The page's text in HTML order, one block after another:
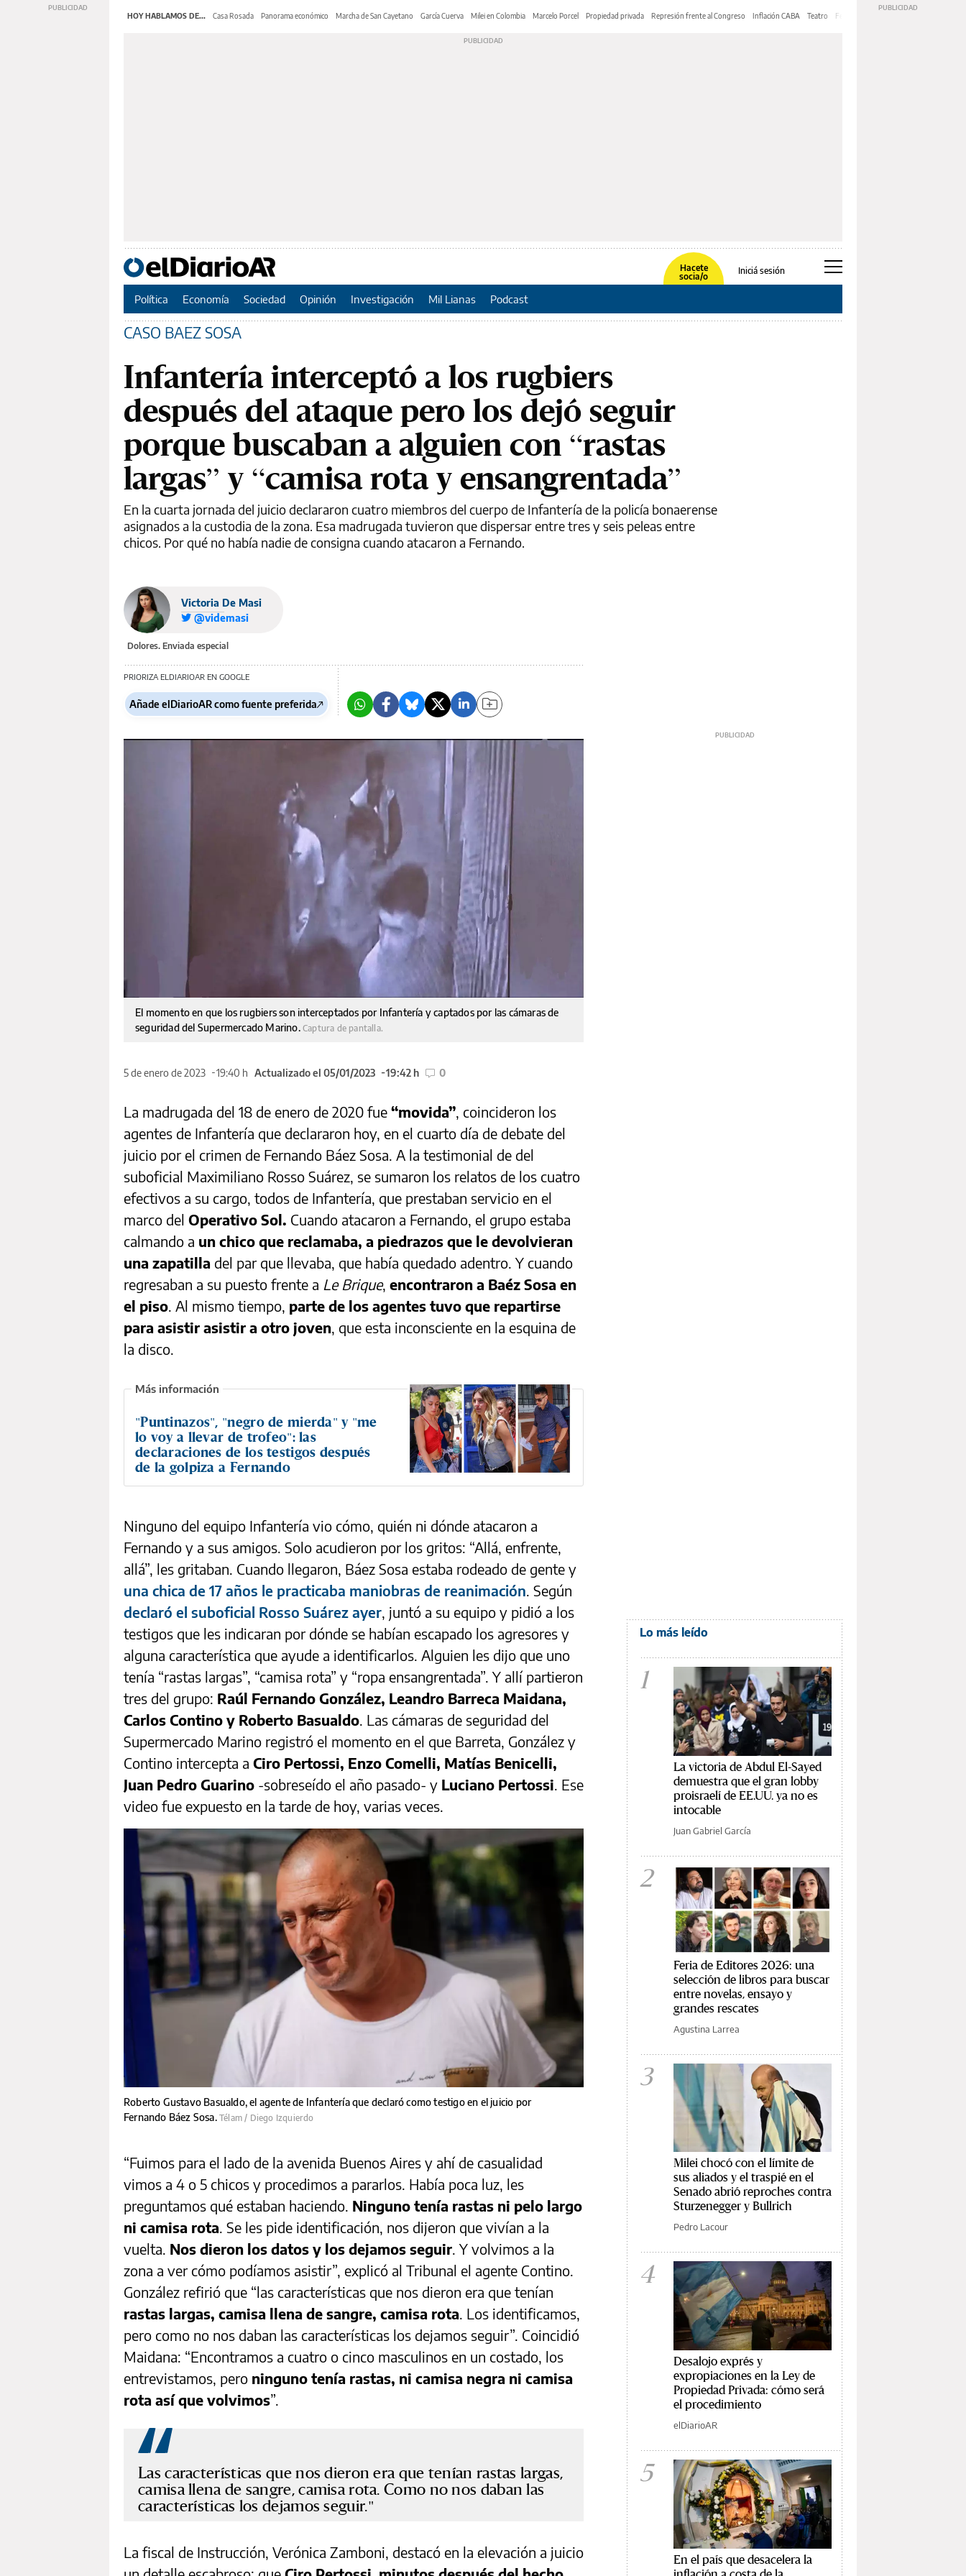
HOY HABLAMOS DE... Casa Rosada Panorama económico Marcha de San Cayetano García Cuerva Milei en Colombia Marcelo Porcel Propiedad privada Represión frente al Congreso Inflación CABA Teatro Feria de Editores
Hacete
socia/o
Iniciá sesión
Política Economía Sociedad Opinión Investigación Mil Lianas Podcast
CASO BAEZ SOSA
Infantería interceptó a los rugbiers
después del ataque pero los dejó seguir
porque buscaban a alguien con “rastas
largas” y “camisa rota y ensangrentada”
En la cuarta jornada del juicio declararon cuatro miembros del cuerpo de Infantería de la policía bonaerense
asignados a la custodia de la zona. Esa madrugada tuvieron que dispersar entre tres y seis peleas entre
chicos. Por qué no había nadie de consigna cuando atacaron a Fernando.
Victoria De Masi
@videmasi
Dolores. Enviada especial
PRIORIZA ELDIARIOAR EN GOOGLE
Añade elDiarioAR como fuente preferida
El momento en que los rugbiers son interceptados por Infantería y captados por las cámaras de
seguridad del Supermercado Marino. Captura de pantalla.
5 de enero de 2023 19:40 h Actualizado el 05/01/2023 19:42 h 0
La madrugada del 18 de enero de 2020 fue “movida”, coincideron los
agentes de Infantería que declararon hoy, en el cuarto día de debate del
juicio por el crimen de Fernando Báez Sosa. A la testimonial de del
suboficial Maximiliano Rosso Suárez, se sumaron los relatos de los cuatro
efectivos a su cargo, todos de Infantería, que prestaban servicio en el
marco del Operativo Sol. Cuando atacaron a Fernando, el grupo estaba
calmando a un chico que reclamaba, a piedrazos que le devolvieran
una zapatilla del par que llevaba, que había quedado adentro. Y cuando
regresaban a su puesto frente a Le Brique, encontraron a Baéz Sosa en
el piso. Al mismo tiempo, parte de los agentes tuvo que repartirse
para asistir asistir a otro joven, que esta inconsciente en la esquina de
la disco.
"Puntinazos", "negro de mierda" y "me
lo voy a llevar de trofeo": las
declaraciones de los testigos después
de la golpiza a Fernando
Ninguno del equipo Infantería vio cómo, quién ni dónde atacaron a
Fernando y a sus amigos. Solo acudieron por los gritos: “Allá, enfrente,
allá”, les gritaban. Cuando llegaron, Báez Sosa estaba rodeado de gente y
una chica de 17 años le practicaba maniobras de reanimación. Según
declaró el suboficial Rosso Suárez ayer, juntó a su equipo y pidió a los
testigos que les indicaran por dónde se habían escapado los agresores y
alguna característica que ayude a identificarlos. Alguien les dijo que uno
tenía “rastas largas”, “camisa rota” y “ropa ensangrentada”. Y allí partieron
tres del grupo: Raúl Fernando González, Leandro Barreca Maidana,
Carlos Contino y Roberto Basualdo. Las cámaras de seguridad del
Supermercado Marino registró el momento en el que Barreta, González y
Contino intercepta a Ciro Pertossi, Enzo Comelli, Matías Benicelli,
Juan Pedro Guarino -sobreseído el año pasado- y Luciano Pertossi. Ese
video fue expuesto en la tarde de hoy, varias veces.
Roberto Gustavo Basualdo, el agente de Infantería que declaró como testigo en el juicio por
Fernando Báez Sosa. Télam / Diego Izquierdo
“Fuimos para el lado de la avenida Buenos Aires y ahí de casualidad
vimos a 4 o 5 chicos y procedimos a pararlos. Había poca luz, les
preguntamos qué estaban haciendo. Ninguno tenía rastas ni pelo largo
ni camisa rota. Se les pide identificación, nos dijeron que vivían a la
vuelta. Nos dieron los datos y los dejamos seguir. Y volvimos a la
zona a ver cómo podíamos asistir”, explicó al Tribunal el agente Contino.
González refirió que “las características que nos dieron era que tenían
rastas largas, camisa llena de sangre, camisa rota. Los identificamos,
pero como no nos daban las características los dejamos seguir”. Coincidió
Maidana: “Encontramos a cuatro o cinco masculinos en un costado, los
entrevistamos, pero ninguno tenía rastas, ni camisa negra ni camisa
rota así que volvimos”.
Las características que nos dieron era que tenían rastas largas,
camisa llena de sangre, camisa rota. Como no nos daban las
características los dejamos seguir.
La fiscal de Instrucción, Verónica Zamboni, destacó en la elevación a juicio
Lo más leído
1
La victoria de Abdul El-Sayed
demuestra que el gran lobby
proisraelí de EE.UU. ya no es
intocable
Juan Gabriel García
2
Feria de Editores 2026: una
selección de libros para buscar
entre novelas, ensayo y
grandes rescates
Agustina Larrea
3
Milei chocó con el límite de
sus aliados y el traspié en el
Senado abrió reproches contra
Sturzenegger y Bullrich
Pedro Lacour
4
Desalojo exprés y
expropiaciones en la Ley de
Propiedad Privada: cómo será
el procedimiento
elDiarioAR
5
En el país que desacelera la